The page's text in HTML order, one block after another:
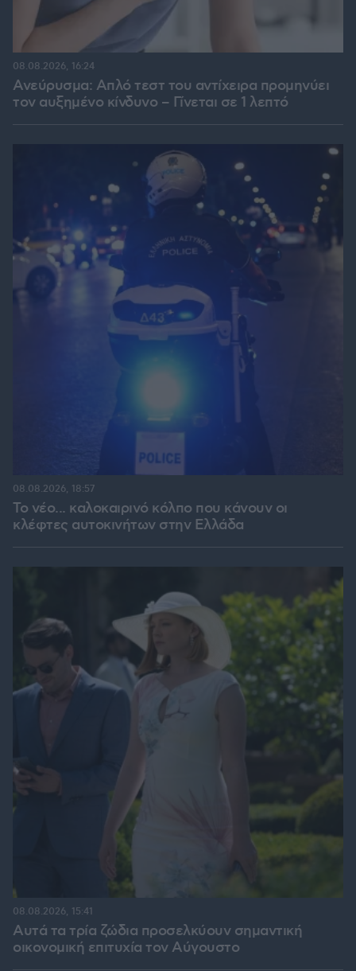
Ανεύρυσμα: Απλό τεστ του αντίχειρα προμηνύει
τον αυξημένο κίνδυνο – Γίνεται σε 1 λεπτό
08.08.2026, 16:24
Το νέο... καλοκαιρινό κόλπο που κάνουν οι
κλέφτες αυτοκινήτων στην Ελλάδα
08.08.2026, 18:57
Αυτά τα τρία ζώδια προσελκύουν σημαντική
οικονομική επιτυχία τον Αύγουστο
08.08.2026, 15:41